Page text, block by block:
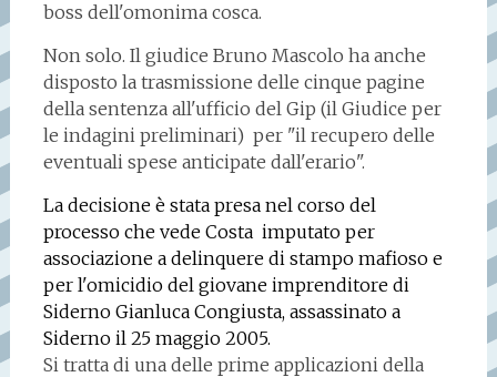
boss dell'omonima cosca.
Non solo. Il giudice Bruno Mascolo ha anche
disposto la trasmissione delle cinque pagine
della sentenza all'ufficio del Gip (il Giudice per
le indagini preliminari) per "il recupero delle
eventuali spese anticipate dall'erario".
La decisione è stata presa nel corso del
processo che vede Costa imputato per
associazione a delinquere di stampo mafioso e
per l'omicidio del giovane imprenditore di
Siderno Gianluca Congiusta, assassinato a
Siderno il 25 maggio 2005.
Si tratta di una delle prime applicazioni della